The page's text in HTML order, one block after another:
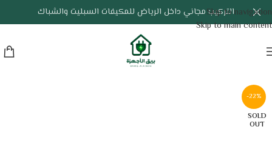
Skip to navigation
Skip to main content
التركيب مجاني داخل الرياض للمكيفات السبليت والشباك
-22%
SOLD
OUT